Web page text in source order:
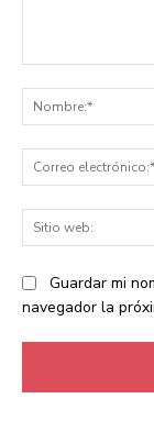
Guardar mi
navegador la